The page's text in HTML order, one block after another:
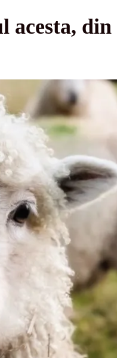
acesta,